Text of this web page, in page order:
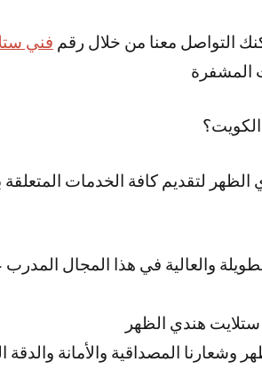
التواصل معنا من خلال رقم فني
المشفرة
الكويت؟
لتقديم كافة الخدمات المتعلقة
خدمة 24 ساعة بالخبرة الطويلة والعالية في هذا
هندي الظهر
المصداقية والأمانة والدقة